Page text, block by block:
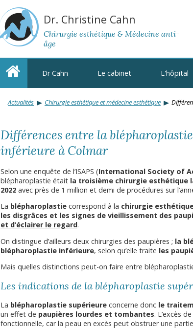
Dr. Christine Cahn
Chirurgie esthétique & Médecine anti-
âge
Dr Cahn Le cabinet L'hôpital
Actualités Chirurgie esthétique et médecine esthétique
Différences entre la
inférieure à Colmar
Selon une enquête de l’ISAPS (International Society of
blépharoplastie était la troisième chirurgie esthétique
2022 avec près de 1 million et demi de procédures sur
La blépharoplastie correspond à la chirurgie
les disgrâces et les signes de vieillissement des
et d’éclairer le regard.
On distingue d’ailleurs deux chirurgies des paupières ; la
blépharoplastie inférieure, selon qu’elle traite les
Mais quelles distinctions peut-on faire entre
Les indications de la blépharoplastie
La blépharoplastie supérieure concerne donc le
un effet de paupières lourdes et tombantes. L’excès
fonctionnelle, car la peau en excès peut obstruer une